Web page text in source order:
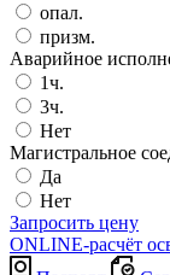
опал.
призм.
Аварийное
1ч.
3ч.
Нет
Магистральное
Да
Нет
Запросить цену
ONLINE-расчёт